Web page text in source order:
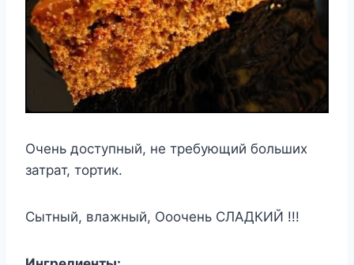
Очень доступный, не требующий больших
затрат, тортик.
Сытный, влажный, Ооочень СЛАДКИЙ !!!